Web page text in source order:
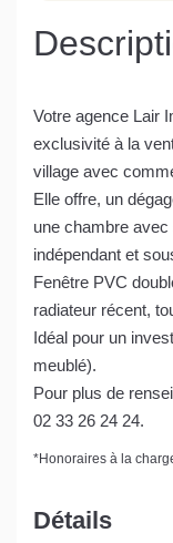
Votre agence Lair
exclusivité à la
village avec
Elle offre, un
une chambre
indépendant et
Fenêtre PVC
radiateur récent,
Idéal pour un
meublé).
Pour plus de
02 33 26 24 24.
*Honoraires à la
Détails